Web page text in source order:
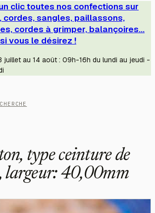
clic toutes nos confections sur
cordes, sangles, paillassons,
cordes à grimper, balançoires...
vous le désirez !
juillet au 14 août : 09h-16h du lundi au jeudi -
type ceinture de
largeur: 40,00mm